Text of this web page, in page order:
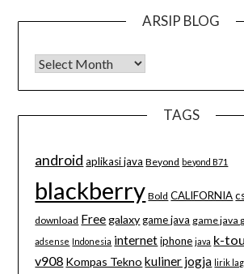
ARSIP BLOG
Arsip Blog
TAGS
android aplikasi java Beyond beyond B71
blackberry Bold CALIFORNIA
download Free galaxy game java game java
adsense Indonesia internet iphone java k-
v908 Kompas Tekno kuliner jogja lirik